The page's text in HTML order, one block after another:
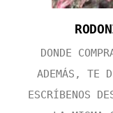
DONDE
ADEMÁS, TE
ESCRÍBENOS